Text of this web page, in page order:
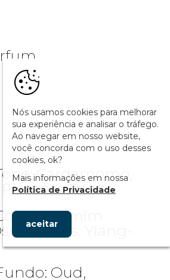
Cardamomo,
Rosa
Jasmim
Ylang-
Oud,
Nós usamos cookies para melhorar
sua experiência e analisar o tráfego.
Ao navegar em nosso website,
você concorda com o uso desses
cookies, ok?
Mais informações em nossa
Política de Privacidade
aceitar